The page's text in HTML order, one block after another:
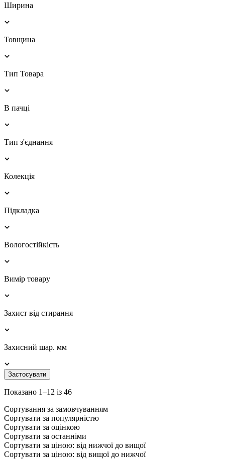
Ширина
Товщина
Тип Товара
В пачці
Тип з'єднання
Колекція
Підкладка
Вологостійкість
Вимір товару
Захист від стирання
Захисний шар. мм
Застосувати
Показано 1–12 із 46
Сортування за замовчуванням
Сортувати за популярністю
Сортувати за оцінкою
Сортувати за останніми
Сортувати за ціною: від нижчої до вищої
Сортувати за ціною: від вищої до нижчої